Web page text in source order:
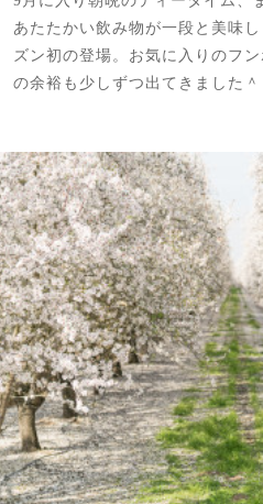
あたたかい飲み物が一段と美味
ズン初の登場。お気に入りのフ
の余裕も少しずつ出てきました＾